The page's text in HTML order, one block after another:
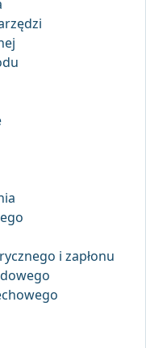
i zapłonu